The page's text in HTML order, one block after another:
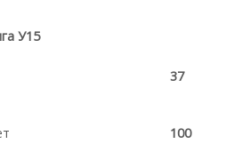
У15
37
100